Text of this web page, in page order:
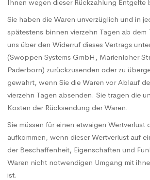
Ihnen wegen dieser Rückzahlung Entgelte
Sie haben die Waren unverzüglich und in
spätestens binnen vierzehn Tagen ab dem
uns über den Widerruf dieses Vertrags
(Swoppen Systems GmbH, Marienloher
Paderborn) zurückzusenden oder zu
gewahrt, wenn Sie die Waren vor Ablauf
vierzehn Tagen absenden. Sie tragen die
Kosten der Rücksendung der Waren.
Sie müssen für einen etwaigen Wertverlust
aufkommen, wenn dieser Wertverlust auf
der Beschaffenheit, Eigenschaften und
Waren nicht notwendigen Umgang mit
ist.